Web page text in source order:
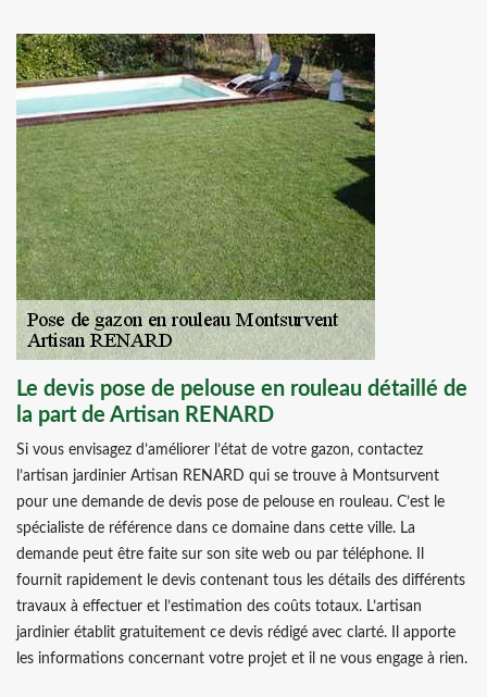
Le devis pose de pelouse en rouleau détaillé de
la part de Artisan RENARD
Si vous envisagez d’améliorer l’état de votre gazon, contactez
l’artisan jardinier Artisan RENARD qui se trouve à Montsurvent
pour une demande de devis pose de pelouse en rouleau. C’est le
spécialiste de référence dans ce domaine dans cette ville. La
demande peut être faite sur son site web ou par téléphone. Il
fournit rapidement le devis contenant tous les détails des différents
travaux à effectuer et l’estimation des coûts totaux. L’artisan
jardinier établit gratuitement ce devis rédigé avec clarté. Il apporte
les informations concernant votre projet et il ne vous engage à rien.